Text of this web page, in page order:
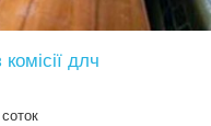
длч